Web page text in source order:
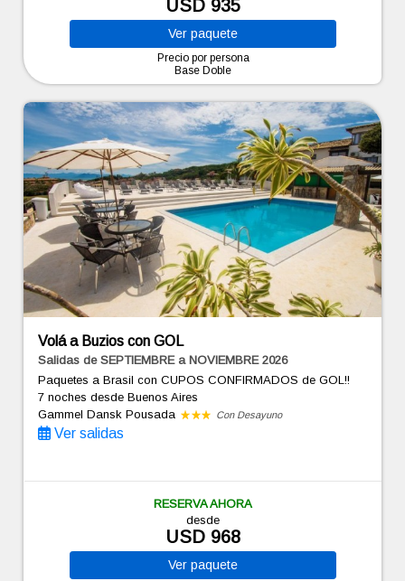
USD 935
Ver paquete
Precio por persona
Base Doble
Volá a Buzios con GOL
Salidas de SEPTIEMBRE a NOVIEMBRE 2026
Paquetes a Brasil con CUPOS CONFIRMADOS de GOL!!
7 nochesdesde Buenos Aires
Gammel Dansk Pousada
Con Desayuno
Ver salidas
RESERVA AHORA
desde
USD 968
Ver paquete